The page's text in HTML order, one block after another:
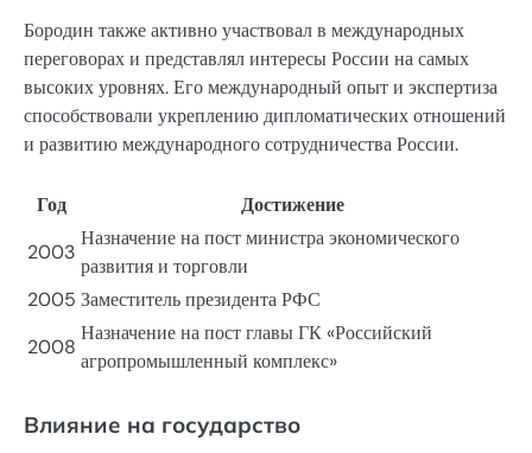
Бородин также активно участвовал в международных
переговорах и представлял интересы России на самых
высоких уровнях. Его международный опыт и экспертиза
способствовали укреплению дипломатических отношений
и развитию международного сотрудничества России.
Год
Достижение
2003
Назначение на пост министра экономического
развития и торговли
2005 Заместитель президента РФС
2008
Назначение на пост главы ГК «Российский
агропромышленный комплекс»
Влияние на государство